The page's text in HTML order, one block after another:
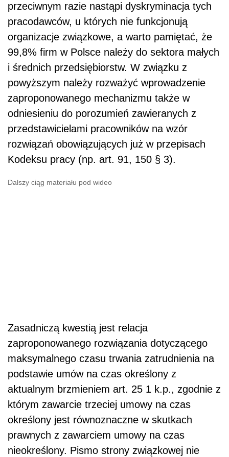
przeciwnym razie nastąpi dyskryminacja tych
pracodawców, u których nie funkcjonują
organizacje związkowe, a warto pamiętać, że
99,8% firm w Polsce należy do sektora małych
i średnich przedsiębiorstw. W związku z
powyższym należy rozważyć wprowadzenie
zaproponowanego mechanizmu także w
odniesieniu do porozumień zawieranych z
przedstawicielami pracowników na wzór
rozwiązań obowiązujących już w przepisach
Kodeksu pracy (np. art. 91, 150 § 3).
Dalszy ciąg materiału pod wideo
Zasadniczą kwestią jest relacja
zaproponowanego rozwiązania dotyczącego
maksymalnego czasu trwania zatrudnienia na
podstawie umów na czas określony z
aktualnym brzmieniem art. 25 1 k.p., zgodnie z
którym zawarcie trzeciej umowy na czas
określony jest równoznaczne w skutkach
prawnych z zawarciem umowy na czas
nieokreślony. Pismo strony związkowej nie